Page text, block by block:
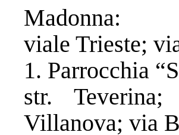
Madonna:
​viale Trieste;
​1. Parrocchia
​str.
Villanova; via